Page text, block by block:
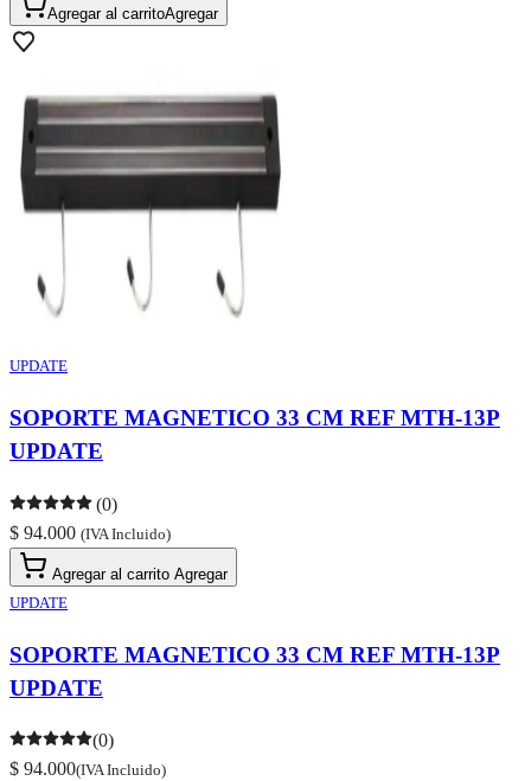
Agregar al carritoAgregar
UPDATE
SOPORTE MAGNETICO 33 CM REF MTH-13P
UPDATE
(0)
$ 94.000 (IVA Incluido)
Agregar al carrito Agregar
UPDATE
SOPORTE MAGNETICO 33 CM REF MTH-13P
UPDATE
(0)
$ 94.000(IVA Incluido)